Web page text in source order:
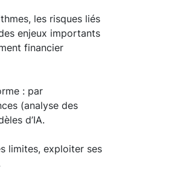
les risques liés
enjeux importants
financier
: par
(analyse des
d’IA.
limites, exploiter ses